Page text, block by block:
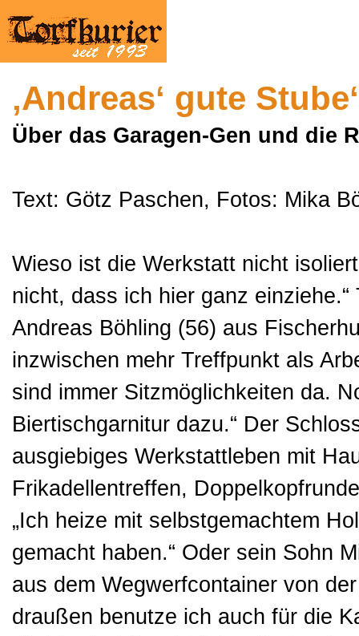
‚Andreas‘ gute Stube‘
Über das Garagen-Gen und die
Text: Götz Paschen, Fotos: Mika
Wieso ist die Werkstatt nicht
nicht, dass ich hier ganz einziehe.“
Andreas Böhling (56) aus
inzwischen mehr Treffpunkt als
sind immer Sitzmöglichkeiten da.
Biertischgarnitur dazu.“ Der
ausgiebiges Werkstattleben mit
Frikadellentreffen,
„Ich heize mit selbstgemachtem
gemacht haben.“ Oder sein Sohn
aus dem Wegwerfcontainer von
draußen benutze ich auch für die